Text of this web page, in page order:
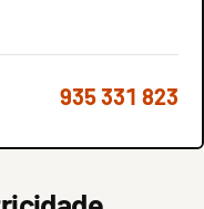
935 331 823